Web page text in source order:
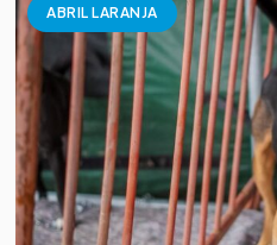
ABRIL LARANJA